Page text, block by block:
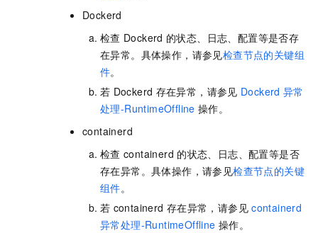
Dockerd
检查 Dockerd 的状态、日志、配置等是否存
在异常。具体操作，请参见检查节点的关键组
件。
若 Dockerd 存在异常，请参见 Dockerd 异常
处理-RuntimeOffline 操作。
containerd
检查 containerd 的状态、日志、配置等是否
存在异常。具体操作，请参见检查节点的关键
组件。
若 containerd 存在异常，请参见 containerd
异常处理-RuntimeOffline 操作。